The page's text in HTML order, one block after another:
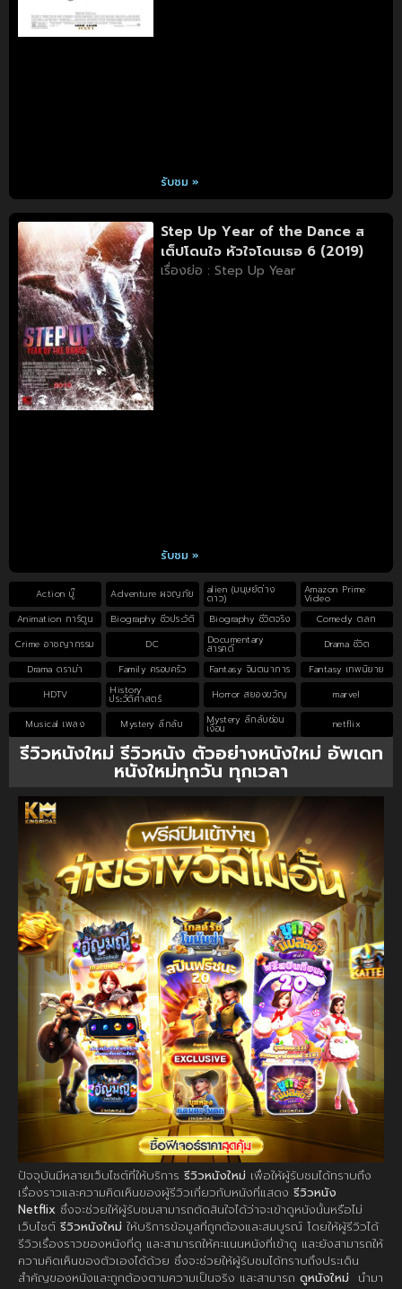
รับชม »
Step Up Year of the Dance ส
เต็ปโดนใจ หัวใจโดนเธอ 6 (2019)
เรื่องย่อ : Step Up Year
รับชม »
Action บู๊ Adventure ผจญภัย alien (มนุษย์ต่าง
ดาว)
Amazon Prime
Video
Animation การ์ตูน
Biography ชีวประวัติ Biography ชีวิตจริง
Comedy ตลก
Crime อาชญากรรม
DC Documentary
สารคดี
Drama ชีวิต
Drama ดราม่า
Family ครอบครัว Fantasy จินตนาการ
Fantasy เทพนิยาย
HDTV
History
ประวัติศาสตร์ Horror สยองขวัญ marvel
Musical เพลง Mystery ลึกลับ Mystery ลึกลับซ่อน
เงื่อน netflix
รีวิวหนังใหม่ รีวิวหนัง ตัวอย่างหนังใหม่ อัพเดท
หนังใหม่ทุกวัน ทุกเวลา
ปัจจุบันมีหลายเว็บไซต์ที่ให้บริการ รีวิวหนังใหม่ เพื่อให้ผู้รับชมได้ทราบถึง
เรื่องราวและความคิดเห็นของผู้รีวิวเกี่ยวกับหนังที่แสดง รีวิวหนัง
Netflix ซึ่งจะช่วยให้ผู้รับชมสามารถตัดสินใจได้ว่าจะเข้าดูหนังนั้นหรือไม่
เว็บไซต์ รีวิวหนังใหม่ ให้บริการข้อมูลที่ถูกต้องและสมบูรณ์ โดยให้ผู้รีวิวได้
รีวิวเรื่องราวของหนังที่ดู และสามารถให้คะแนนหนังที่เข้าดู และยังสามารถให้
ความคิดเห็นของตัวเองได้ด้วย ซึ่งจะช่วยให้ผู้รับชมได้ทราบถึงประเด็น
สำคัญของหนังและถูกต้องตามความเป็นจริง และสามารถ ดูหนังใหม่ นำมา